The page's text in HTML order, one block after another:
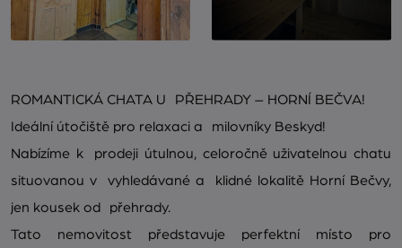
ROMANTICKÁ CHATA U PŘEHRADY – HORNÍ BEČVA!
Ideální útočiště pro relaxaci a milovníky Beskyd!
Nabízíme k prodeji útulnou, celoročně uživatelnou chatu
situovanou v vyhledávané a klidné lokalitě Horní Bečvy,
jen kousek od přehrady.
Tato nemovitost představuje perfektní místo pro